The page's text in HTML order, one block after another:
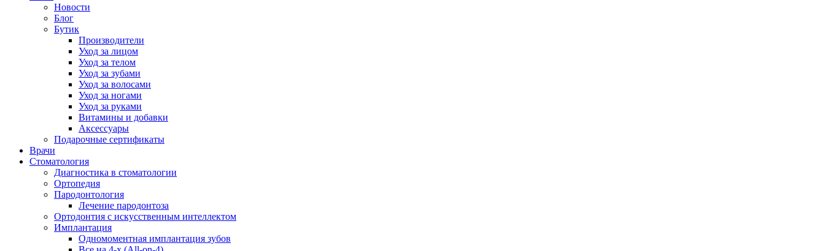
Новости
Блог
Бутик
Производители
Уход за лицом
Уход за телом
Уход за зубами
Уход за волосами
Уход за ногами
Уход за руками
Витамины и добавки
Аксессуары
Подарочные сертификаты
Врачи
Стоматология
Диагностика в стоматологии
Ортопедия
Пародонтология
Лечение пародонтоза
Ортодонтия с искусственным интеллектом
Имплантация
Одномоментная имплантация зубов